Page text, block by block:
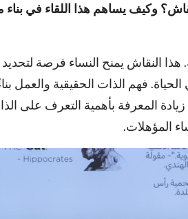
وكيف يساهم هذا اللقاء في بناء
هذا النقاش يمنح النساء فرصة
فهم الذات الحقيقية والعمل
المعرفة بأهمية التعرف على
المؤهلات.